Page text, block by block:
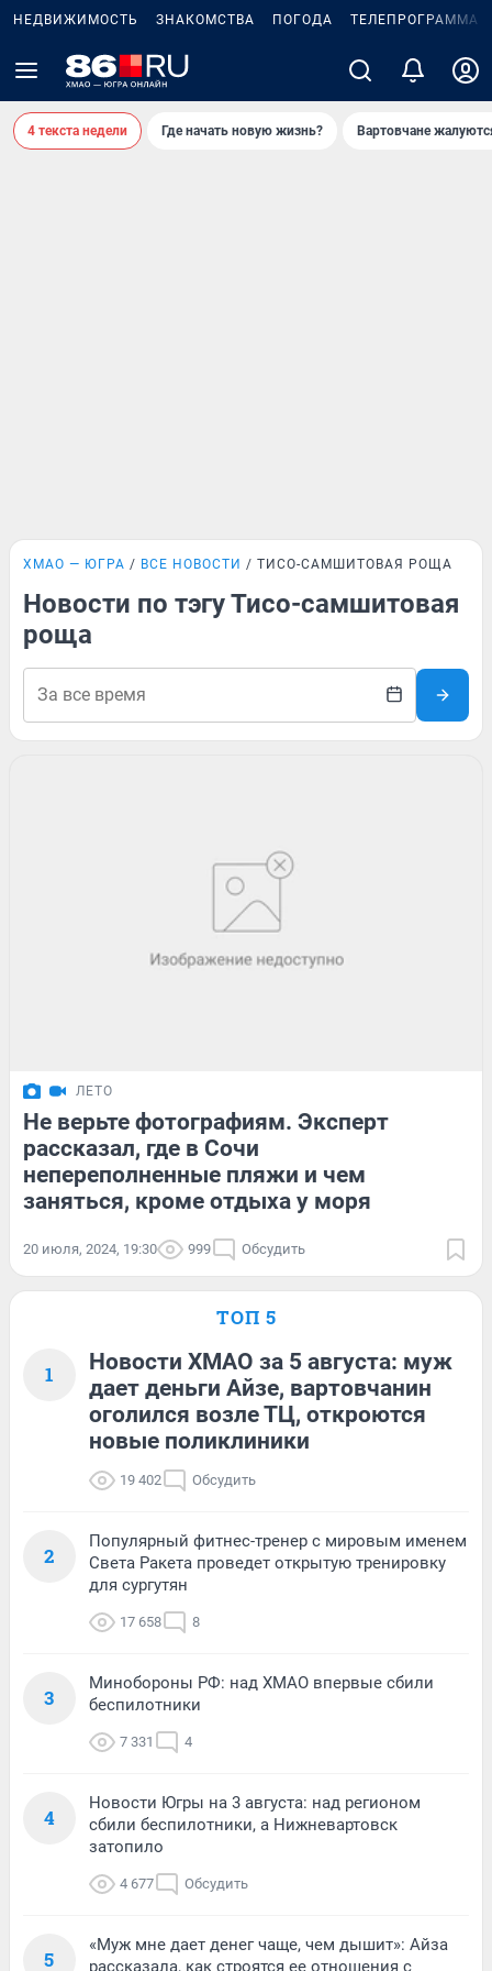
НЕДВИЖИМОСТЬ ЗНАКОМСТВА ПОГОДА ТЕЛЕПРОГРАММА
4 текста недели Где начать новую жизнь? Вартовчане
ХМАО — ЮГРА ВСЕ НОВОСТИ ТИСО-САМШИТОВАЯ РОЩА
Новости по тэгу Тисо-самшитовая
роща
ЛЕТО
Не верьте фотографиям. Эксперт
рассказал, где в Сочи
непереполненные пляжи и чем
заняться, кроме отдыха у моря
20 июля, 2024, 19:30 999 Обсудить
ТОП 5
1
Новости ХМАО за 5 августа: муж
дает деньги Айзе, вартовчанин
оголился возле ТЦ, откроются
новые поликлиники
19 402 Обсудить
2
Популярный фитнес-тренер с мировым именем
Света Ракета проведет открытую тренировку
для сургутян
17 658 8
3
Минобороны РФ: над ХМАО впервые сбили
беспилотники
7 331 4
4
Новости Югры на 3 августа: над регионом
сбили беспилотники, а Нижневартовск
затопило
4 677 Обсудить
5
«Муж мне дает денег чаще, чем дышит»: Айза
рассказала, как строятся ее отношения с